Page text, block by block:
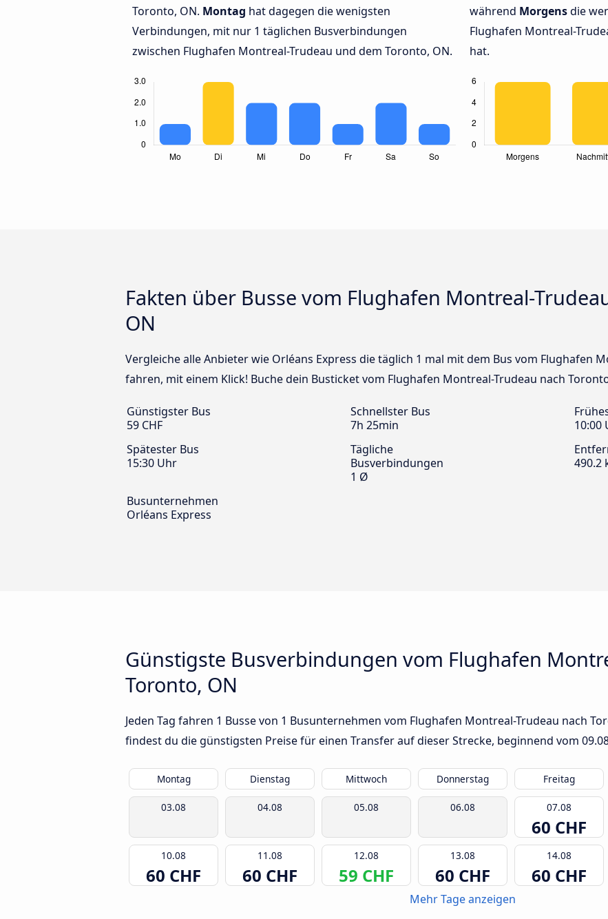
Toronto, ON. Montag hat dagegen die wenigsten
Verbindungen, mit nur 1 täglichen Busverbindungen
zwischen Flughafen Montreal-Trudeau und dem Toronto, ON.
während Morgensdie
Flughafen Montreal-
hat.
Fakten über Busse vom Flughafen Montreal-
ON
Vergleiche alle Anbieter wie Orléans Express die täglich 1 mal mit dem Bus vom Flughafen
fahren, mit einem Klick! Buche dein Busticket vom Flughafen Montreal-Trudeau nach
Günstigster Bus
59 CHF
Schnellster Bus
7h 25min
10:00
Spätester Bus
15:30 Uhr
Tägliche
Busverbindungen
1 Ø
490.2
Busunternehmen
Orléans Express
Günstigste Busverbindungen vom Flughafen
Toronto, ON
Jeden Tag fahren 1 Busse von 1 Busunternehmen vom Flughafen Montreal-Trudeau nach
findest du die günstigsten Preise für einen Transfer auf dieser Strecke, beginnend vom
Montag Dienstag Mittwoch Donnerstag Freitag
03.08 04.08 05.08 06.08 07.08
60 CHF
10.08
60 CHF
11.08
60 CHF
12.08
59 CHF
13.08
60 CHF
14.08
60 CHF
Mehr Tage anzeigen